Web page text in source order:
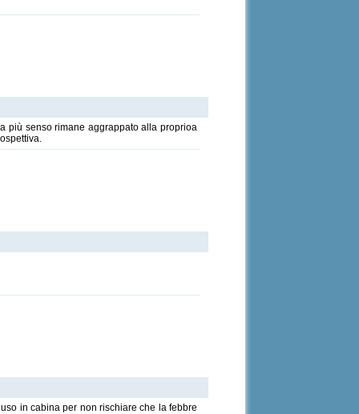
più senso rimane aggrappato alla proprioa
in cabina per non rischiare che la febbre